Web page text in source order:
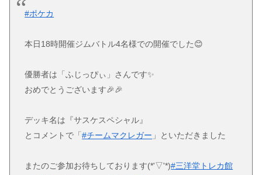
#ポケカ
本日18時開催ジムバトル4名様での開催でした😊
優勝者は「ふじっぴぃ」さんです✨
おめでとうございます🎉🎉
デッキ名は『サスケスペシャル』
とコメントで「#チームマクレガー 」といただきました
またのご参加お待ちしております(*'▽'*)#三洋堂トレカ館